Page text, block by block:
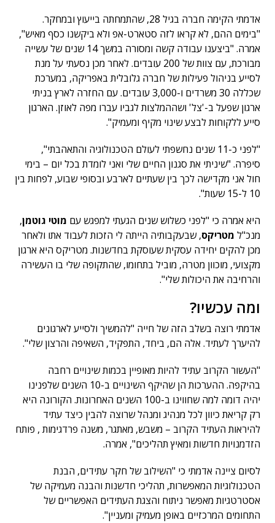
אדמתי הקימה חברה בגיל 28, שהתמחתה בייעוץ ובמחקר.
"בימים ההם, לא קראו לזה סטארט-אפ ולא ביקשנו כסף מאיש",
אמרה. "ביצענו עבודה קשה ומסורה במשך 14 שנים של עשייה
מבורכת, עם צוות של 200 עובדים. לאחר מכן נסעתי על מנת
לסייע בניהול פעילות של חברה גלובלית באפריקה, במערכת
שכללה 30 משרדים ו-3,000 עובדים. עם החזרה לארץ בניתי
ארגון שפעל ב-'צל' ושההמלצות לגביו עברו מפה לאוזן. הארגון
סייע ללקוחות לבצע שינוי מקיף ומעמיק".
"לפני כ-11 שנים נחשפתי לעולם הטכנולוגיה והתאהבתי",
סיפרה. "שיניתי את סגנון החיים שלי ואני לומדת בכל יום – בימי
חול אני מקדישה לכך בין שעתיים לארבע ובסופי שבוע, לפחות בין
10 ל-15 שעות".
היא אמרה כי "לפני כשלוש שנים הגעתי למפגש עם מוטי גוטמן,
מנכ"ל מטריקס, שבעקבותיה הייתה לי הזכות לעבוד אתו ולאחר
מכן להקים יחידה עסקית שעוסקת בחדשנות. מטריקס היא ארגון
מקצועי, מוכוון מטרה, מוביל בתחומו, שהתקופה שלי בו העשירה
והרחיבה את היכולות שלי".
ומה עכשיו?
אדמתי רוצה בשלב הזה של חייה "להמשיך ולסייע לארגונים
להיערך לעתיד. אלה הם, ביחד, התפקיד, השאיפה והרצון שלי".
"העשור הקרוב עתיד להיות מאופיין בכמות שינויים רחבה
בהיקפה. ההערכות הן שהיקף השינויים ב-10 השנים שלפנינו
יהיה דומה למה שחווינו ב-100 השנים האחרונות. הקורונה היא
רק קריאת כיוון לכל מנהיג ומנהל שרוצה להבין כיצד עתיד
להיראות העתיד הקרוב – משבש, מאתגר, משנה פרדגימות , פותח
הזדמנויות חדשות ומאיץ תהליכים", אמרה.
לסיום ציינה אדמתי כי "השילוב של חקר עתידים, הבנת
הטכנולוגיות המאפשרות, תהליכי חדשנות והבנה מעמיקה של
אסטרטגיות מאפשר ניתוח והצגת העתידים האפשריים של
התחומים המרכזיים באופן מעמיק ומעניין".